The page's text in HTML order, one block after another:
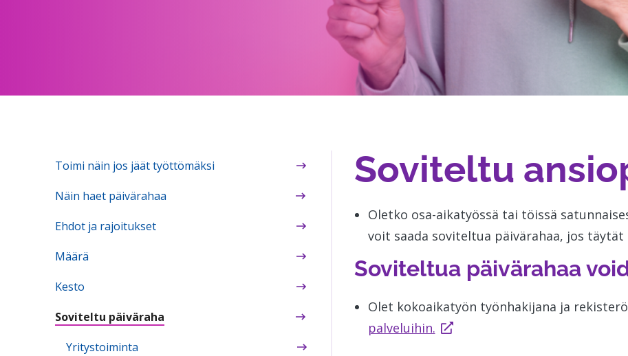
Toimi näin jos jäät työttömäksi
Näin haet päivärahaa
Ehdot ja rajoitukset
Määrä
Kesto
Soviteltu päiväraha
Yritystoiminta
Soviteltu
Oletko osa-aikatyössä tai töissä
voit saada soviteltua päivärahaa, jos täytät
Soviteltua päivärahaa
Olet kokoaikatyön työnhakijana ja
palveluihin.